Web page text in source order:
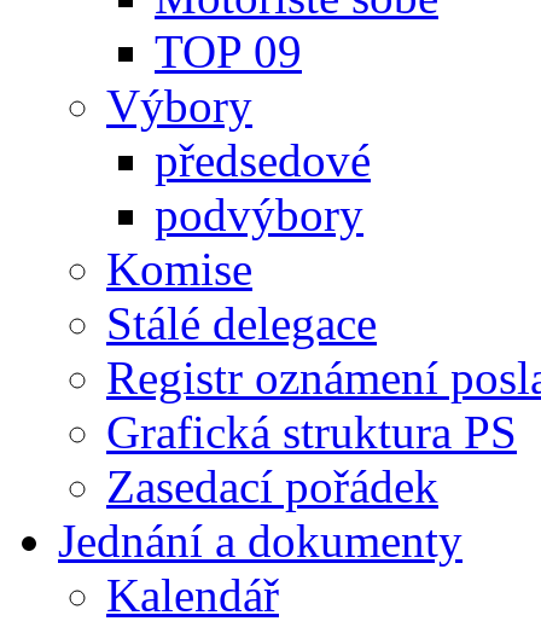
TOP 09
Výbory
předsedové
podvýbory
Komise
Stálé delegace
Registr oznámení
Grafická struktura PS
Zasedací pořádek
Jednání a dokumenty
Kalendář